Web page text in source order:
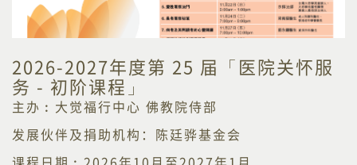
2026-2027年度第 25 届「医院关怀服
务 - 初阶课程」
主办︰大觉福行中心 佛教院侍部
发展伙伴及捐助机构：陈廷骅基金会